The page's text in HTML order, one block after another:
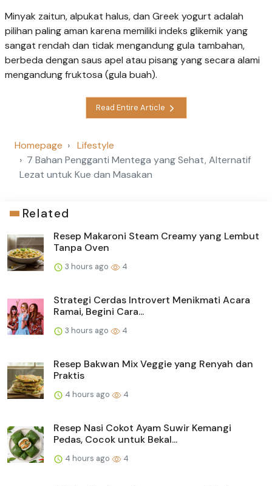
Minyak zaitun, alpukat halus, dan Greek yogurt adalah
pilihan paling aman karena memiliki indeks glikemik yang
sangat rendah dan tidak mengandung gula tambahan,
berbeda dengan saus apel atau pisang yang secara alami
mengandung fruktosa (gula buah).
Read Entire Article
Homepage
Lifestyle
7 Bahan Pengganti Mentega yang Sehat, Alternatif
Lezat untuk Kue dan Masakan
Related
Resep Makaroni Steam Creamy yang Lembut
Tanpa Oven
3 hours ago 4
Strategi Cerdas Introvert Menikmati Acara
Ramai, Begini Cara...
3 hours ago 4
Resep Bakwan Mix Veggie yang Renyah dan
Praktis
4 hours ago 4
Resep Nasi Cokot Ayam Suwir Kemangi
Pedas, Cocok untuk Bekal...
4 hours ago 4